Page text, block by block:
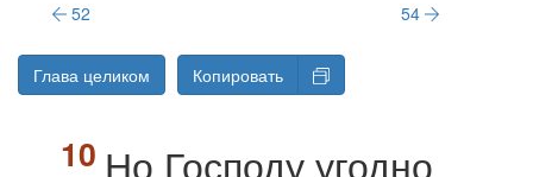
52 54
Глава целиком Копировать
Но Господу угодно